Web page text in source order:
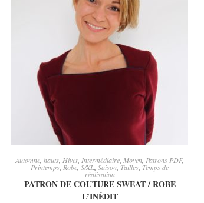
CHOIX DES OPTIONS
Automne hauts Hiver, Intermédiaire Moyen Patrons PDF,
Printemps Robe, S/XL Saison ,Tailles Temps de
réalisation
PATRON DE COUTURE SWEAT / ROBE
L’INÉDIT